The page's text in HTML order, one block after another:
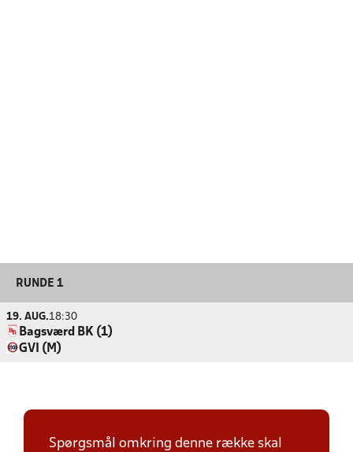
RUNDE 1
19. AUG.18:30
Bagsværd BK (1)
GVI (M)
Spørgsmål omkring denne række skal